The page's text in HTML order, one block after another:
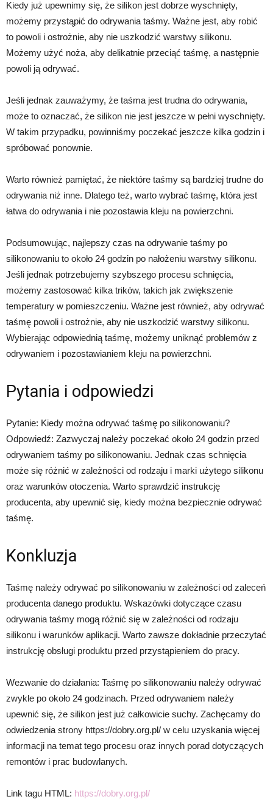
Kiedy już upewnimy się, że silikon jest dobrze wyschnięty,
możemy przystąpić do odrywania taśmy. Ważne jest, aby robić
to powoli i ostrożnie, aby nie uszkodzić warstwy silikonu.
Możemy użyć noża, aby delikatnie przeciąć taśmę, a następnie
powoli ją odrywać.
Jeśli jednak zauważymy, że taśma jest trudna do odrywania,
może to oznaczać, że silikon nie jest jeszcze w pełni wyschnięty.
W takim przypadku, powinniśmy poczekać jeszcze kilka godzin i
spróbować ponownie.
Warto również pamiętać, że niektóre taśmy są bardziej trudne do
odrywania niż inne. Dlatego też, warto wybrać taśmę, która jest
łatwa do odrywania i nie pozostawia kleju na powierzchni.
Podsumowując, najlepszy czas na odrywanie taśmy po
silikonowaniu to około 24 godzin po nałożeniu warstwy silikonu.
Jeśli jednak potrzebujemy szybszego procesu schnięcia,
możemy zastosować kilka trików, takich jak zwiększenie
temperatury w pomieszczeniu. Ważne jest również, aby odrywać
taśmę powoli i ostrożnie, aby nie uszkodzić warstwy silikonu.
Wybierając odpowiednią taśmę, możemy uniknąć problemów z
odrywaniem i pozostawianiem kleju na powierzchni.
Pytania i odpowiedzi
Pytanie: Kiedy można odrywać taśmę po silikonowaniu?
Odpowiedź: Zazwyczaj należy poczekać około 24 godzin przed
odrywaniem taśmy po silikonowaniu. Jednak czas schnięcia
może się różnić w zależności od rodzaju i marki użytego silikonu
oraz warunków otoczenia. Warto sprawdzić instrukcję
producenta, aby upewnić się, kiedy można bezpiecznie odrywać
taśmę.
Konkluzja
Taśmę należy odrywać po silikonowaniu w zależności od zaleceń
producenta danego produktu. Wskazówki dotyczące czasu
odrywania taśmy mogą różnić się w zależności od rodzaju
silikonu i warunków aplikacji. Warto zawsze dokładnie przeczytać
instrukcję obsługi produktu przed przystąpieniem do pracy.
Wezwanie do działania: Taśmę po silikonowaniu należy odrywać
zwykle po około 24 godzinach. Przed odrywaniem należy
upewnić się, że silikon jest już całkowicie suchy. Zachęcamy do
odwiedzenia strony https://dobry.org.pl/ w celu uzyskania więcej
informacji na temat tego procesu oraz innych porad dotyczących
remontów i prac budowlanych.
Link tagu HTML: https://dobry.org.pl/